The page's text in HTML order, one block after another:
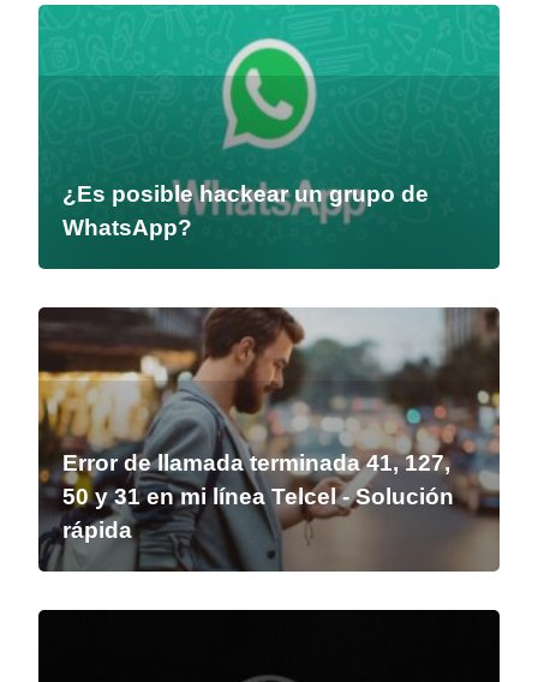
¿Es posible hackear un grupo de
WhatsApp?
Error de llamada terminada 41, 127,
50 y 31 en mi línea Telcel - Solución
rápida